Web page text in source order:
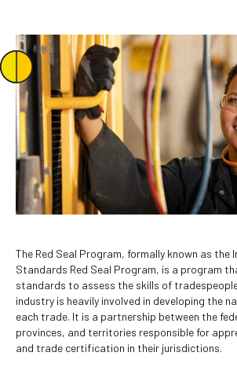
The Red Seal Program, formally known as the
Standards Red Seal Program, is a program
standards to assess the skills of
industry is heavily involved in developing the
each trade. It is a partnership between the
provinces, and territories responsible for
and trade certification in their jurisdictions.